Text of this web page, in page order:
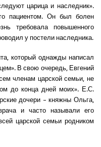
царица и наследник».
пациентом. Он был болен
требовала повышенного
у постели наследника.
который однажды написал
В свою очередь, Евгений
членам царской семьи, не
до конца дней моих». Е.С.
дочери – княжны Ольга,
и часто называли его
царской семьи родником